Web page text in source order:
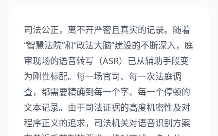
司法公正，离不开严密且真实的记录。随着
“智慧法院”和“政法大脑”建设的不断深入，庭
审现场的语音转写（ASR）已从辅助手段变
为刚性标配。每一场官司、每一次法庭调
查，都需要精确到每一个字、每一个停顿的
文本记录。由于司法证据的高度机密性及对
程序正义的追求，司法机关对语音识别方案